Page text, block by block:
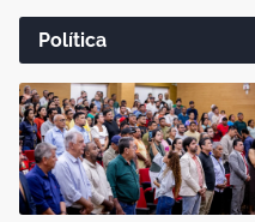
Política